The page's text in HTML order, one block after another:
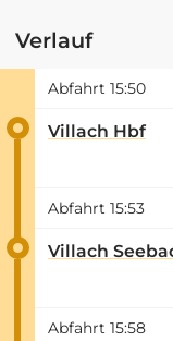
Verlauf
Abfahrt 15:50
Villach Hbf
Abfahrt 15:53
Villach
Abfahrt 15:58